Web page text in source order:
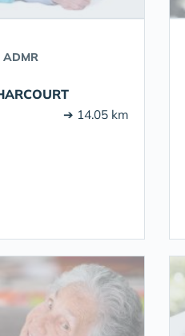
ADMR
➔ 14.05 km